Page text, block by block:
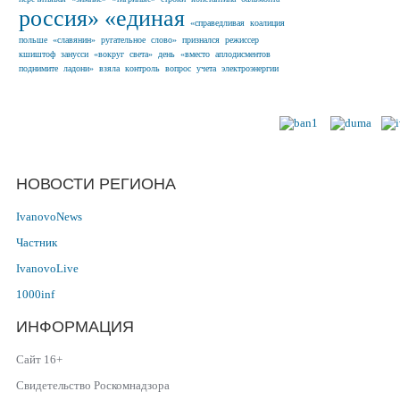
россия» «единая «справедливая коалиция
польше «славянин» ругательное слово» признался режиссер
кшиштоф занусси «вокруг света» день «вместо аплодисментов
поднимите ладони» взяла контроль вопрос учета электроэнергии
НОВОСТИ РЕГИОНА
IvanovoNews
Частник
IvanovoLive
1000inf
ИНФОРМАЦИЯ
Сайт 16+
Свидетельство Роскомнадзора